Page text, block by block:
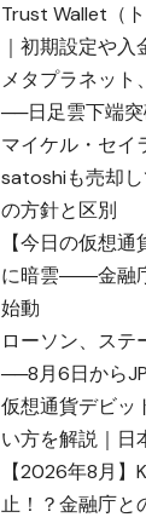
Trust Wallet（
｜初期設定や
メタプラネット
──日足雲下端
マイケル・セイ
satoshiも売却
の方針と区別
【今日の仮想
に暗雲――金融
始動
ローソン、ステ
──8月6日から
仮想通貨デビッ
い方を解説｜日
【2026年8月
止！？金融庁と